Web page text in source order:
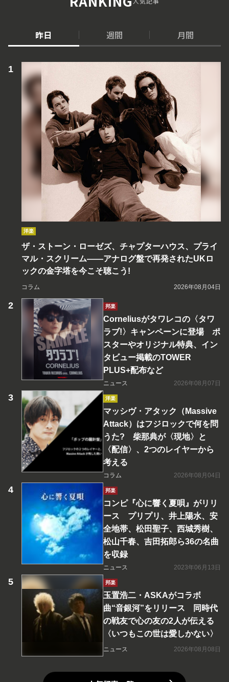
昨日 週間 月間
洋楽
ザ・ストーン・ローゼズ、チャプターハウス、プライ
マル・スクリーム――アナログ盤で再発されたUKロ
ックの金字塔を今こそ聴こう!
コラム 2026年08月04日
邦楽
Corneliusがタワレコの〈タワ
ラブ!〉キャンペーンに登場 ポ
スターやオリジナル特典、イン
タビュー掲載のTOWER
PLUS+配布など
ニュース 2026年08月07日
洋楽
マッシヴ・アタック（Massive
Attack）はフジロックで何を問
うた? 柴那典が〈現地〉と
〈配信〉、2つのレイヤーから
考える
コラム 2026年08月04日
邦楽
コンピ『心に響く夏唄』がリリ
ース プリプリ、井上陽水、安
全地帯、松田聖子、西城秀樹、
松山千春、吉田拓郎ら36の名曲
を収録
ニュース 2023年06月13日
邦楽
玉置浩二・ASKAがコラボ
曲“音銀河”をリリース 同時代
の戦友で心の友の2人が伝える
〈いつもこの世は愛しかない〉
ニュース 2026年08月08日